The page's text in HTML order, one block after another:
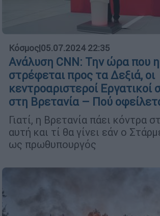
Κόσμος|05.07.2024 22:35
Ανάλυση CNN: Την ώρα που
στρέφεται προς τα Δεξιά, οι
κεντροαριστεροί
στη Βρετανία – Πού
Γιατί, η Βρετανία πάει κόντρα
αυτή και τί θα γίνει εάν ο
ως πρωθυπουργός